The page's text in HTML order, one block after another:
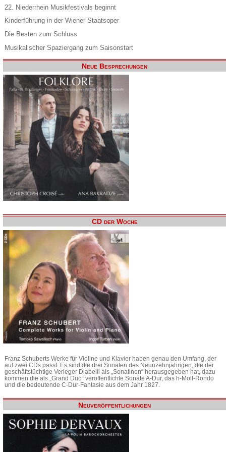
22. Niederrhein Musikfestivals beginnt
Kinderführung in der Wiener Staatsoper
Die Besten zum Schluss
Musikalischer Spaziergang zum Saisonstart
Neue Besprechungen
CD der Woche
Franz Schuberts Werke für Violine und Klavier haben genau den Umfang, der
auf zwei CDs passt. Es sind die drei Sonaten des Neunzehnjährigen, die der
geschäftstüchtige Verleger Diabelli als „Sonatinen“ herausgegeben hat, dazu
kommen die als „Grand Duo“ veröffentlichte Sonate A-Dur, das h-Moll-Rondo
und die bedeutende C-Dur-Fantasie aus dem Jahr 1827.
Neuveröffentlichungen